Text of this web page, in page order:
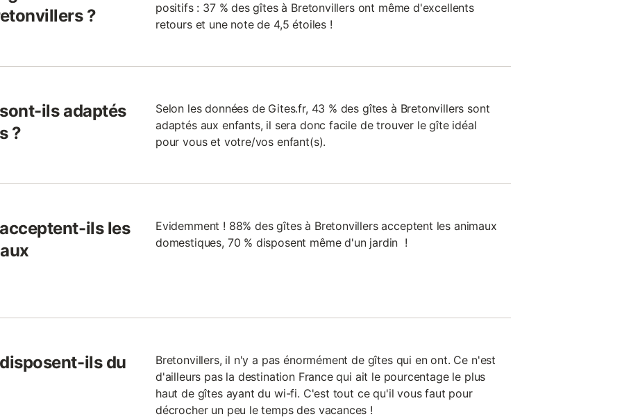
?
positifs : 37 % des gîtes à Bretonvillers ont même d'excellents
retours et une note de 4,5 étoiles !
ils adaptés
?
Selon les données de Gites.fr, 43 % des gîtes à Bretonvillers sont
adaptés aux enfants, il sera donc facile de trouver le gîte idéal
pour vous et votre/vos enfant(s).
ils les
Evidemment ! 88% des gîtes à Bretonvillers acceptent les animaux
domestiques, 70 % disposent même d'un jardin !
ils du
Bretonvillers, il n'y a pas énormément de gîtes qui en ont. Ce n'est
d'ailleurs pas la destination France qui ait le pourcentage le plus
haut de gîtes ayant du wi-fi. C'est tout ce qu'il vous faut pour
décrocher un peu le temps des vacances !